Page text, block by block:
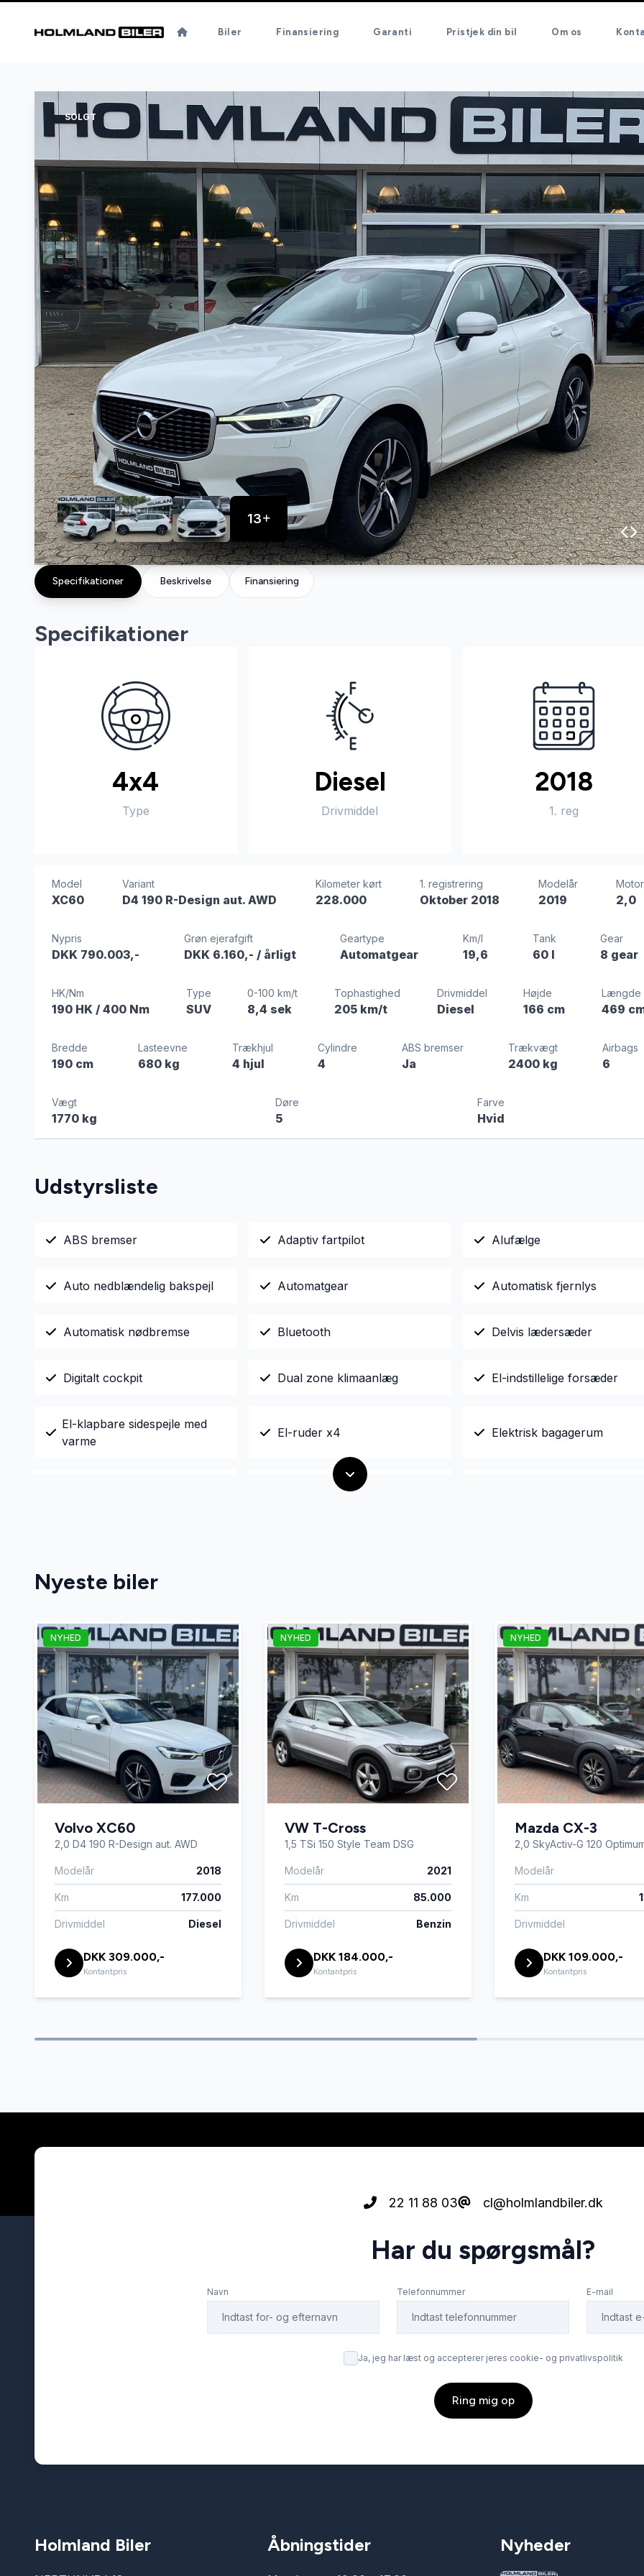
Biler Finansiering Garanti Pristjek din bil Om os
SOLGT
13
Specifikationer Beskrivelse Finansiering
Specifikationer
4x4
Type
Diesel
Drivmiddel
2018
1. reg
Model
XC60
Variant
D4 190 R-Design aut. AWD
Kilometer kørt
228.000
1. registrering
Oktober 2018
Modelår
2019
Motor
2,0
Nypris
DKK 790.003,-
Grøn ejerafgift
DKK 6.160,- / årligt
Geartype
Automatgear
Km/l
19,6
Tank
60 l
Gear
8 gear
HK/Nm
190 HK / 400 Nm
Type
SUV
0-100 km/t
8,4 sek
Tophastighed
205 km/t
Drivmiddel
Diesel
Højde
166 cm
Længde
469
Bredde
190 cm
Lasteevne
680 kg
Trækhjul
4 hjul
Cylindre
4
ABS bremser
Ja
Trækvægt
2400 kg
Airbags
6
Vægt
1770 kg
Døre
5
Farve
Hvid
Udstyrsliste
ABS bremser Adaptiv fartpilot Alufælge
Auto nedblændelig bakspejl Automatgear Automatisk fjernlys
Automatisk nødbremse Bluetooth Delvis lædersæder
Digitalt cockpit Dual zone klimaanlæg El-indstillelige forsæder
El-klapbare sidespejle med
varme
El-ruder x4 Elektrisk bagagerum
Elektrisk svingbart
Navigation Nøglefri betjening Parkeringssensor bagved
Parkeringssensor foran Service OK Skiltegenkendelse
Sportssæder Sædevarme Tagræling
Tonede ruder USB tilslutning Vejbaneassistent
Nyeste biler
NYHED
Volvo XC60
2,0 D4 190 R-Design aut. AWD
Modelår 2018
Km 177.000
Drivmiddel Diesel
DKK 309.000,-
Kontantpris
NYHED
VW T-Cross
1,5 TSi 150 Style Team DSG
Modelår 2021
Km 85.000
Drivmiddel Benzin
DKK 184.000,-
Kontantpris
NYHED
Mazda CX-3
2,0 SkyActiv-G 120
Modelår
Km
Drivmiddel
DKK 109.000,-
Kontantpris
22 11 88 03 cl@holmlandbiler.dk
Har du spørgsmål?
Navn Telefonnummer E-mail
Ja, jeg har læst og accepterer jeres cookie- og privatlivspolitik
Ring mig op
Holmland Biler Åbningstider Nyheder